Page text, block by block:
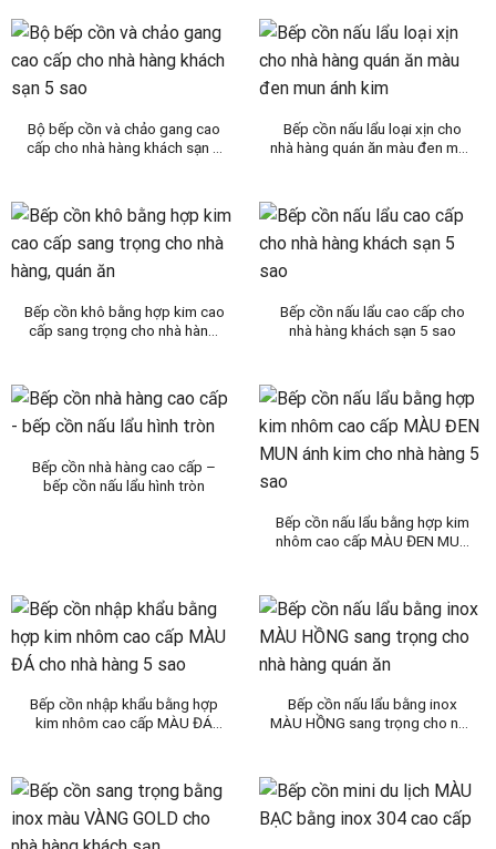
Bộ bếp cồn và chảo gang cao
cấp cho nhà hàng khách sạn 5
Bếp cồn nấu lẩu loại xịn cho
nhà hàng quán ăn màu đen mun
Bếp cồn khô bằng hợp kim cao
cấp sang trọng cho nhà hàng,
Bếp cồn nấu lẩu cao cấp cho
nhà hàng khách sạn 5 sao
Bếp cồn nhà hàng cao cấp –
bếp cồn nấu lẩu hình tròn
Bếp cồn nấu lẩu bằng hợp kim
nhôm cao cấp MÀU ĐEN MUN
Bếp cồn nhập khẩu bằng hợp
kim nhôm cao cấp MÀU ĐÁ
Bếp cồn nấu lẩu bằng inox
MÀU HỒNG sang trọng cho nhà